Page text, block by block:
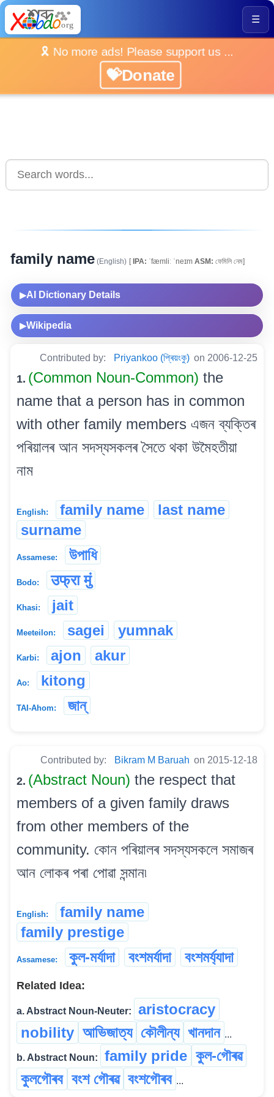
☰
🎗️ No more ads! Please support us ...
💝Donate
family name (English) [IPA: ˈfæmliː ˈneɪm ASM: ফেমিলি নেম]
▶AI Dictionary Details
▶Wikipedia
Contributed by: Priyankoo (প্ৰিয়ংকু) on 2006-12-25
1. (Common Noun-Common) the
name that a person has in common
with other family members এজন ব্যক্তিৰ
পৰিয়ালৰ আন সদস্যসকলৰ সৈতে থকা উমৈহতীয়া
নাম
English: family name
last name
surname
Assamese: উপাধি
Bodo: उफ्रा मुं
Khasi: jait
Meeteilon: sagei yumnak
Karbi: ajon akur
Ao: kitong
TAI-Ahom: জান্
Contributed by: Bikram M Baruah on 2015-12-18
2. (Abstract Noun) the respect that
members of a given family draws
from other members of the
community. কোন পৰিয়ালৰ সদস্যসকলে সমাজৰ
আন লোকৰ পৰা পোৱা সন্মান৷
English:
family name
family prestige
Assamese: কুল-মৰ্যাদা বংশমৰ্যাদা বংশমৰ্য্যাদা
Related Idea:
a. Abstract Noun-Neuter:
aristocracy
nobility আভিজাত্য কৌলীন্য খানদান ...
b. Abstract Noun: family pride কুল-গৌৰৱ
কুলগৌৰব বংশ গৌৰৱ বংশগৌৰব ...